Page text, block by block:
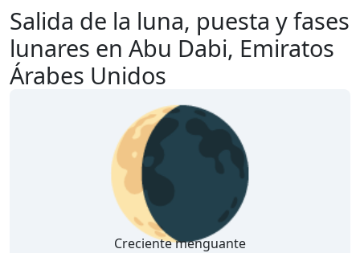
Salida de la luna, puesta y fases
lunares en Abu Dabi, Emiratos
Árabes Unidos
🌘
Creciente menguante